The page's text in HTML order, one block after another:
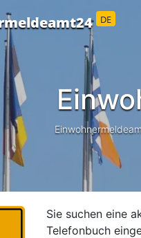
DE
Sie suchen eine
Telefonbuch